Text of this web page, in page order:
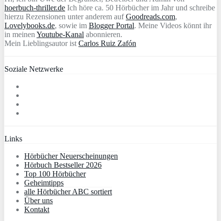
hoerbuch-thriller.de Ich höre ca. 50 Hörbücher im Jahr und schreibe
hierzu Rezensionen unter anderem aufGoodreads.com,
Lovelybooks.de, sowie im Blogger Portal. Meine Videos könnt ihr
in meinen Youtube-Kanal abonnieren.
Mein Lieblingsautor ist Carlos Ruiz Zafón
Soziale Netzwerke
Links
Hörbücher Neuerscheinungen
Hörbuch Bestseller 2026
Top 100 Hörbücher
Geheimtipps
alle Hörbücher ABC sortiert
Über uns
Kontakt